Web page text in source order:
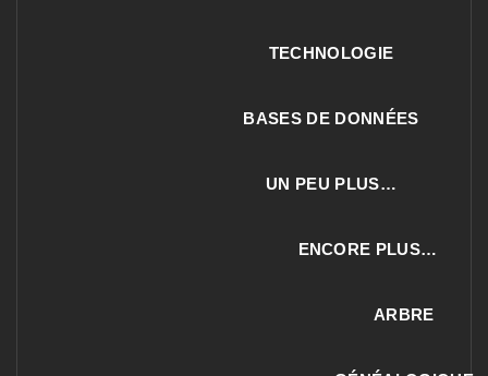
TECHNOLOGIE
BASES DE DONNÉES
UN PEU PLUS…
ENCORE PLUS…
ARBRE